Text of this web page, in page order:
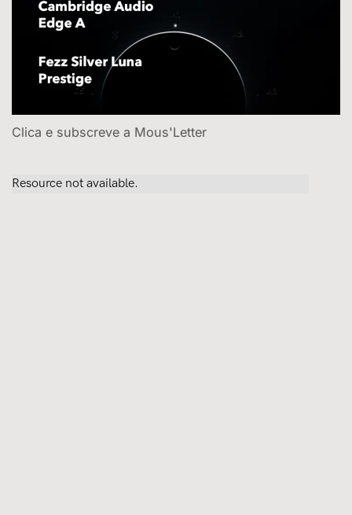
Clica e subscreve a Mous'Letter